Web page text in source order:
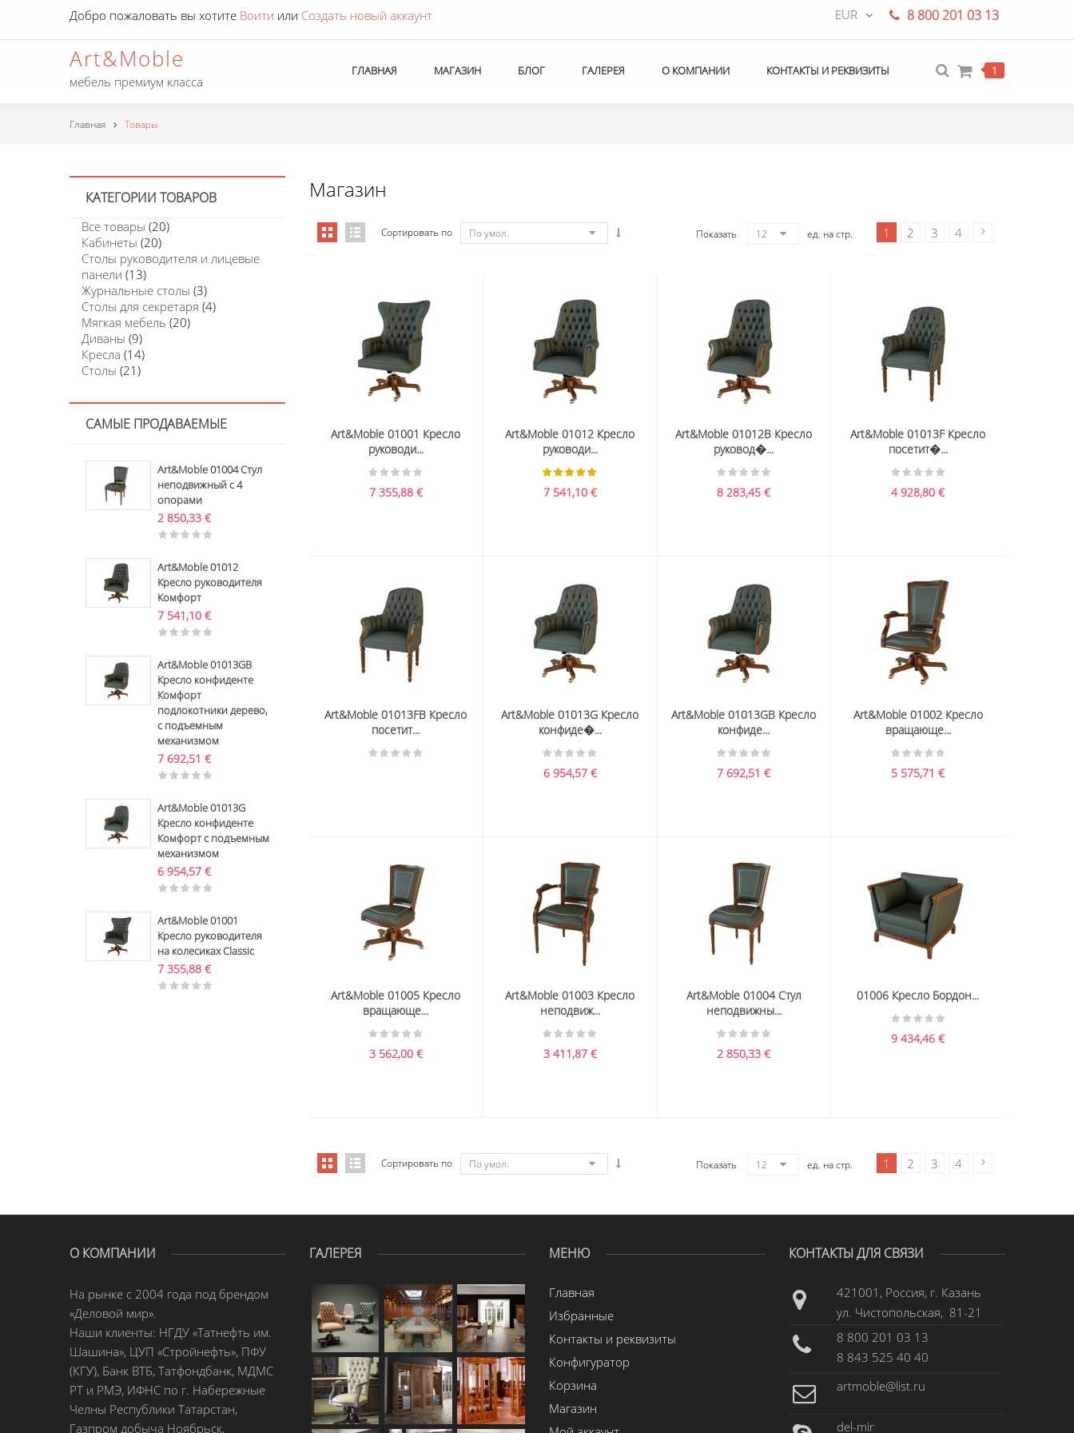
Добро пожаловать вы хотите Воити или Создать новый аккаунт 8 800 201 03 13
EUR
Art&Moble
мебель премиум класса
1
ГЛАВНАЯ МАГАЗИН БЛОГ ГАЛЕРЕЯ О КОМПАНИИ КОНТАКТЫ И РЕКВИЗИТЫ
Главная Товары
КАТЕГОРИИ ТОВАРОВ
Все товары (20)
Кабинеты (20)
Столы руководителя и лицевые
панели (13)
Журнальные столы (3)
Столы для секретаря (4)
Мягкая мебель (20)
Диваны (9)
Кресла (14)
Столы (21)
САМЫЕ ПРОДАВАЕМЫЕ
Art&Moble 01004 Стул
неподвижный с 4
опорами
2 850,33 €
Art&Moble 01012
Кресло руководителя
Комфорт
7 541,10 €
Art&Moble 01013GB
Кресло конфиденте
Комфорт
подлокотники дерево,
с подъемным
механизмом
7 692,51 €
Art&Moble 01013G
Кресло конфиденте
Комфорт с подъемным
механизмом
6 954,57 €
Art&Moble 01001
Кресло руководителя
на колесиках Classic
7 355,88 €
Магазин
Сортировать по По умол. 1 2 3 4
Показать 12 ед. на стр.
Art&Moble 01001 Кресло
руководи...
7 355,88 €
Art&Moble 01012 Кресло
руководи...
7 541,10 €
Art&Moble 01012B Кресло
руковод�...
8 283,45€
Art&Moble 01013F Кресло
посетит�...
4 928,80€
Art&Moble 01013FB Кресло
посетит...
Art&Moble 01013G Кресло
конфиде�...
6 954,57 €
Art&Moble 01013GB Кресло
конфиде...
7 692,51€
Art&Moble 01002 Кресло
вращающе...
5 575,71€
Art&Moble 01005 Кресло
вращающе...
3 562,00 €
Art&Moble 01003 Кресло
неподвиж...
3 411,87 €
Art&Moble 01004 Стул
неподвижны...
2 850,33€
01006 Кресло Бордон...
9 434,46€
Сортировать по По умол. 1 2 3 4
Показать 12 ед. на стр.
О КОМПАНИИ
На рынке с 2004 года под брендом
«Деловой мир».
Наши клиенты: НГДУ «Татнефть им.
Шашина», ЦУП «Стройнефть», ПФУ
(КГУ), Банк ВТБ, Татфондбанк, МДМС
РТ и РМЭ, ИФНС по г. Набережные
Челны Республики Татарстан,
Газпром добыча Ноябрьск,
ГАЛЕРЕЯ МЕНЮ
Главная
Избранные
Контакты и реквизиты
Конфигуратор
Корзина
Магазин
КОНТАКТЫ ДЛЯ СВЯЗИ
421001, Россия, г. Казань
ул. Чистопольская, 81-21
8 800 201 03 13
8 843 525 40 40
artmoble@list.ru
del-mir